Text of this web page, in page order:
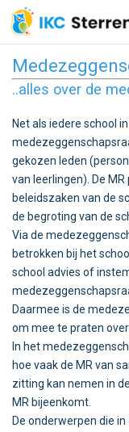
Zoeken
..alles over de
Net als iedere school
gekozen leden
van leerlingen). De
beleidszaken van de
de begroting van de
Via de
betrokken bij het
school advies of
Daarmee is de
om mee te praten
In het
hoe vaak de MR van
zitting kan nemen in
MR bijeenkomt.
De onderwerpen die